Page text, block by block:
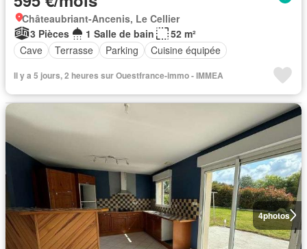
Châteaubriant-Ancenis, Le Cellier
3 Pièces
1 Salle de bain
52 m²
Cave
Terrasse Parking Cuisine équipée
Il y a 5 jours, 2 heures sur Ouestfrance-immo - IMMEA
4photos